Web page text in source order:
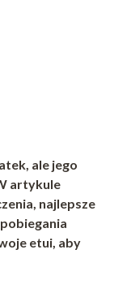
ale jego
artykule
najlepsze
etui, aby